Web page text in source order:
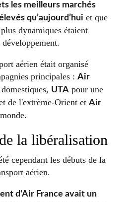
les meilleurs marchés
qu’aujourd’hui et que
dynamiques étaient
aérien était organisé
principales : Air
UTApour une
de l'extrème-Orient et Air
la libéralisation
cependant les débuts de la
aérien.
d'Air France avait un